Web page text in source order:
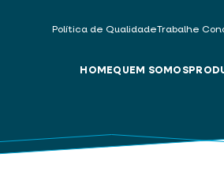
Política de QualidadeTrabalhe
HOMEQUEM SOMOS